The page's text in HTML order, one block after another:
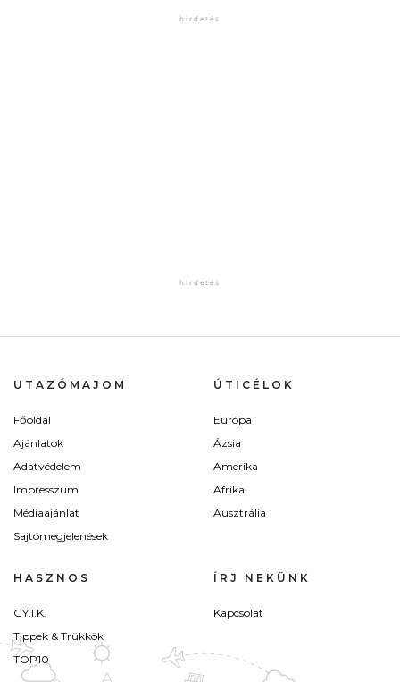
UTAZÓMAJOM
Főoldal
Ajánlatok
Adatvédelem
Impresszum
Médiaajánlat
Sajtómegjelenések
ÚTICÉLOK
Európa
Ázsia
Amerika
Afrika
Ausztrália
HASZNOS
GY.I.K.
Tippek & Trükkök
TOP10
ÍRJ NEKÜNK
Kapcsolat